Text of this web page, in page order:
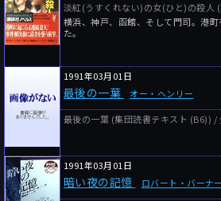
淡紅(うすくれない)の女(ひと)の殺人
横浜、神戸、函館、そして門司。港
た。
1991年03月01日
最後の一葉 オー・ヘンリー
最後の一葉 (集団読書テキスト (B6)) /
1991年03月01日
暗い夜の記憶 ロバート・バーナ